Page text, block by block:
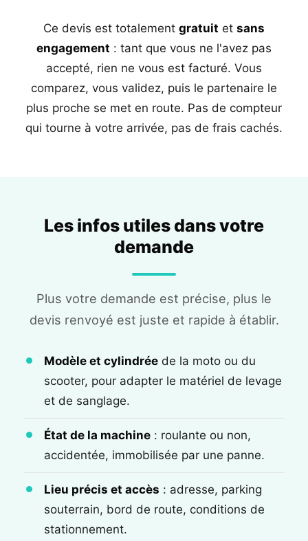
Ce devis est totalement gratuit et sans
engagement : tant que vous ne l'avez pas
accepté, rien ne vous est facturé. Vous
comparez, vous validez, puis le partenaire le
plus proche se met en route. Pas de compteur
qui tourne à votre arrivée, pas de frais cachés.
Les infos utiles dans votre
demande
Plus votre demande est précise, plus le
devis renvoyé est juste et rapide à établir.
Modèle et cylindrée de la moto ou du
scooter, pour adapter le matériel de levage
et de sanglage.
État de la machine : roulante ou non,
accidentée, immobilisée par une panne.
Lieu précis et accès : adresse, parking
souterrain, bord de route, conditions de
stationnement.